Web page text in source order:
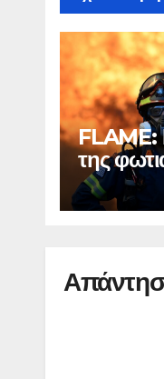
FLAME:
της
με 6